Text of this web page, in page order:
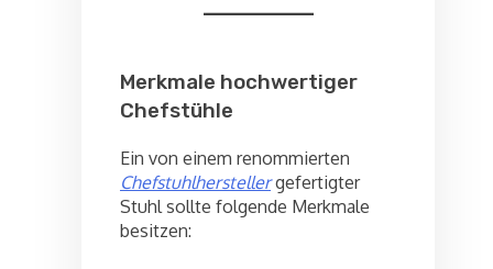
Merkmale hochwertiger
Chefstühle
Ein von einem renommierten
Chefstuhlherstellergefertigter
Stuhl sollte folgende Merkmale
besitzen: